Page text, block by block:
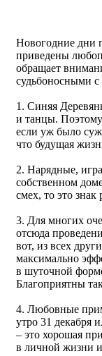
Новогодние дни
приведены
обращает
судьбоносными
1. Синяя
и танцы.
если уж было
что будущая
2. Нарядные,
собственном
смех, то это
3. Для многих
отсюда
вот, из всех
максимально
в шуточной
Благоприятны
4. Любовные
утро 31 декабря
– это хорошая
в личной жизни